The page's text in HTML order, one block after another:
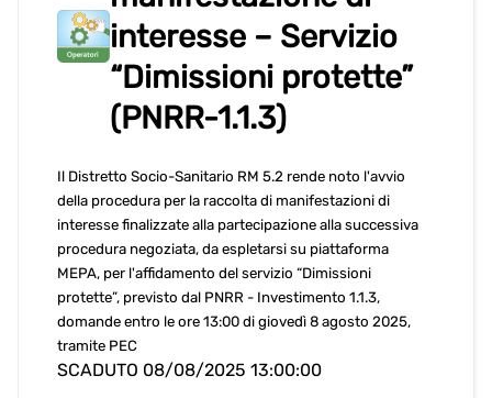
interesse – Servizio
“Dimissioni protette”
(PNRR-1.1.3)
Il Distretto Socio-Sanitario RM 5.2 rende noto l'avvio
della procedura per la raccolta di manifestazioni di
interesse finalizzate alla partecipazione alla successiva
procedura negoziata, da espletarsi su piattaforma
MEPA, per l'affidamento del servizio “Dimissioni
protette”, previsto dal PNRR - Investimento 1.1.3,
domande entro le ore 13:00 di giovedì 8 agosto 2025,
tramite PEC
SCADUTO 08/08/2025 13:00:00